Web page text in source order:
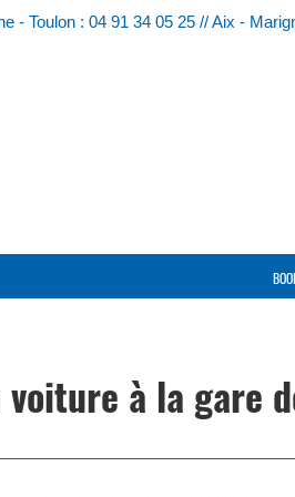
- Toulon : 04 91 34 05 25 // Aix -
voiture à la gare